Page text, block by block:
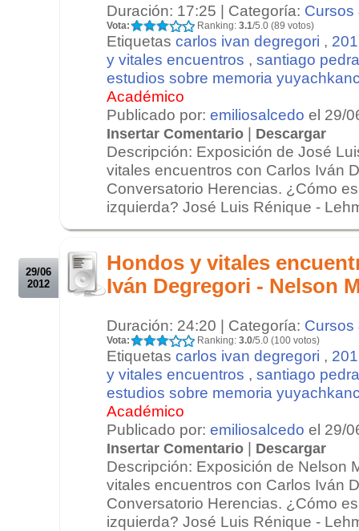
Duración: 17:25 | Categoría: Cursos
Vota: Ranking: 3.1/5.0 (89 votos)
Etiquetas carlos ivan degregori ,
y vitales encuentros , santiago
estudios sobre memoria
Académico
Publicado por: emiliosalcedo el 29/
Insertar Comentario | Descargar
Descripción: Exposición de José
vitales encuentros con Carlos Iván
Conversatorio Herencias. ¿Cómo
izquierda? José Luis Rénique -
29/06
2012
Hondos y vitales
Iván Degregori - Nelson
Duración: 24:20 | Categoría: Cursos
Vota: Ranking: 3.0/5.0 (100 votos)
Etiquetas carlos ivan degregori ,
y vitales encuentros , santiago
estudios sobre memoria
Académico
Publicado por: emiliosalcedo el 29/
Insertar Comentario | Descargar
Descripción: Exposición de Nelson
vitales encuentros con Carlos Iván
Conversatorio Herencias. ¿Cómo
izquierda? José Luis Rénique -